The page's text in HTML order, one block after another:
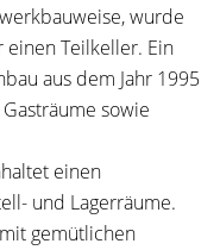
wurde
Teilkeller. Ein
aus dem Jahr 1995
sowie
einen
und Lagerräume.
gemütlichen